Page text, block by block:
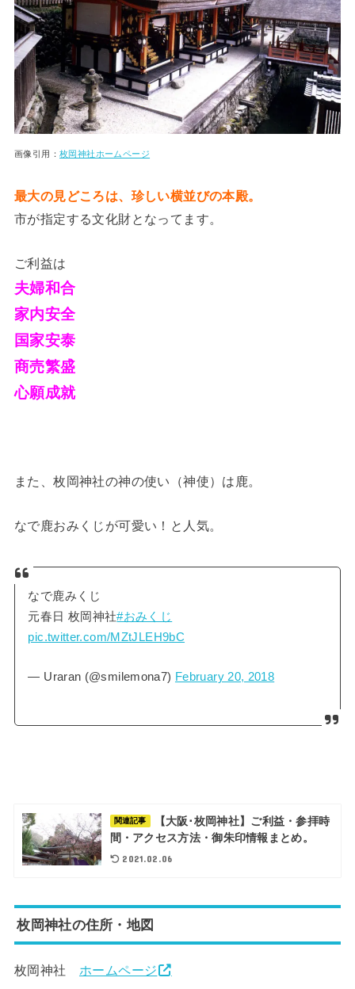
画像引用： 枚岡神社ホームページ
最大の見どころは、珍しい横並びの本殿。
市が指定する文化財となってます。
ご利益は
夫婦和合
家内安全
国家安泰
商売繁盛
心願成就
また、枚岡神社の神の使い（神使）は鹿。
なで鹿おみくじが可愛い！と人気。
なで鹿みくじ
元春日 枚岡神社#おみくじ
pic.twitter.com/MZtJLEH9bC
— Uraran (@smilemona7) February 20, 2018
関連記事
【大阪･枚岡神社】ご利益・参拝時
間・アクセス方法・御朱印情報まとめ。
2021.02.06
枚岡神社の住所・地図
枚岡神社 ホームページ